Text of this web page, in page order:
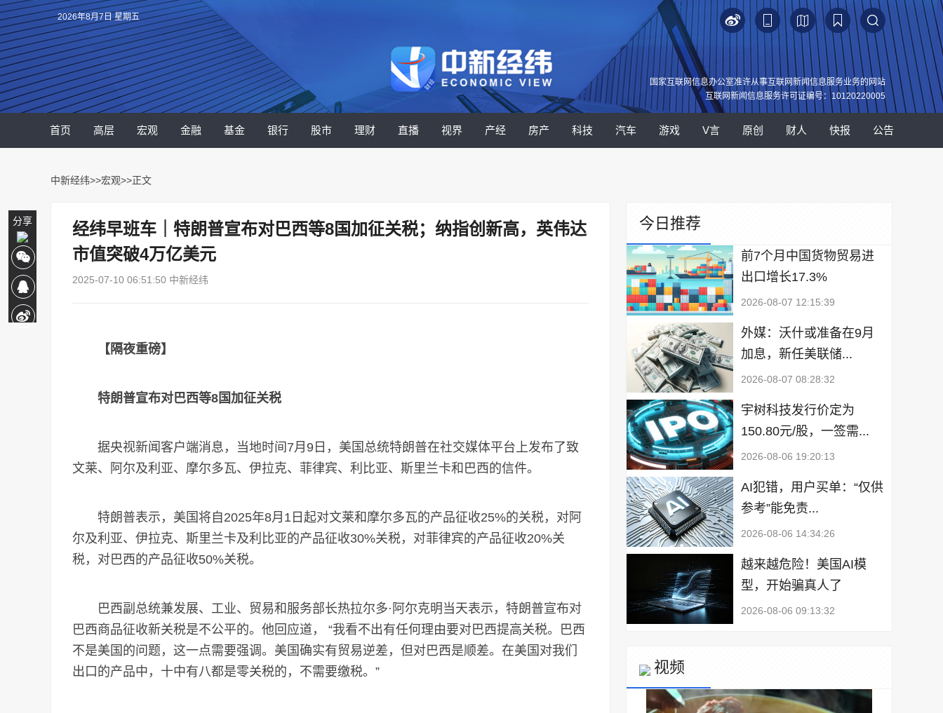
分享
2026年8月7日 星期五
国家互联网信息办公室准许从事互联网新闻信息服务业务的网站
互联网新闻信息服务许可证编号：10120220005
首页 高层 宏观 金融 基金 银行 股市 理财 直播 视界 产经 房产 科技 汽车 游戏 V言 原创 财人 快报 公告
中新经纬>>宏观>>正文
经纬早班车｜特朗普宣布对巴西等8国加征关税；纳指创新高，英伟达
市值突破4万亿美元
2025-07-10 06:51:50 中新经纬
【隔夜重磅】
特朗普宣布对巴西等8国加征关税
据央视新闻客户端消息，当地时间7月9日，美国总统特朗普在社交媒体平台上发布了致
文莱、阿尔及利亚、摩尔多瓦、伊拉克、菲律宾、利比亚、斯里兰卡和巴西的信件。
特朗普表示，美国将自2025年8月1日起对文莱和摩尔多瓦的产品征收25%的关税，对阿
尔及利亚、伊拉克、斯里兰卡及利比亚的产品征收30%关税，对菲律宾的产品征收20%关
税，对巴西的产品征收50%关税。
巴西副总统兼发展、工业、贸易和服务部长热拉尔多·阿尔克明当天表示，特朗普宣布对
巴西商品征收新关税是不公平的。他回应道， “我看不出有任何理由要对巴西提高关税。巴西
不是美国的问题，这一点需要强调。美国确实有贸易逆差，但对巴西是顺差。在美国对我们
出口的产品中，十中有八都是零关税的，不需要缴税。”
今日推荐
前7个月中国货物贸易进
出口增长17.3%
2026-08-07 12:15:39
外媒：沃什或准备在9月
加息，新任美联储...
2026-08-07 08:28:32
宇树科技发行价定为
150.80元/股，一签需...
2026-08-06 19:20:13
AI犯错，用户买单：“仅供
参考”能免责...
2026-08-06 14:34:26
越来越危险！美国AI模
型，开始骗真人了
2026-08-06 09:13:32
视频